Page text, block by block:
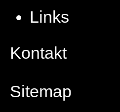
Links
Kontakt
Sitemap